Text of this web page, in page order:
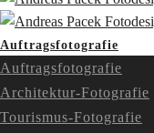
Auftragsfotografie
Auftragsfotografie
Architektur-Fotografie
Tourismus-Fotografie